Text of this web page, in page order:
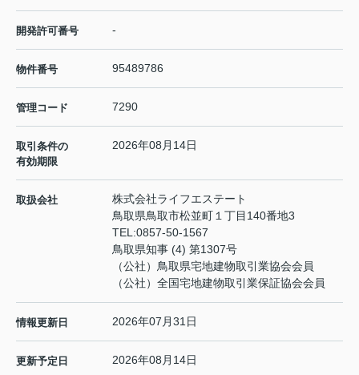
開発許可番号 -
物件番号 95489786
管理コード 7290
取引条件の
有効期限
2026年08月14日
取扱会社
株式会社ライフエステート
鳥取県鳥取市松並町１丁目140番地3
TEL:0857-50-1567
鳥取県知事 (4) 第1307号
（公社）鳥取県宅地建物取引業協会会員
（公社）全国宅地建物取引業保証協会会員
情報更新日 2026年07月31日
更新予定日 2026年08月14日